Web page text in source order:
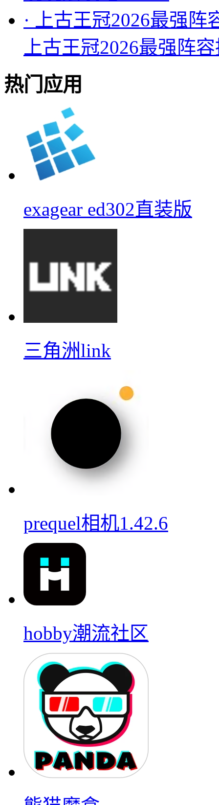
·
上古王冠2026最强
上古王冠2026最强阵
热门应用
exagear ed302直装版
三角洲link
prequel相机1.42.6
hobby潮流社区